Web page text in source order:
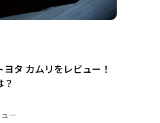
タ カムリをレビュー！
ー